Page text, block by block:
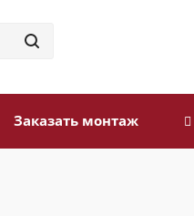
Заказать монтаж